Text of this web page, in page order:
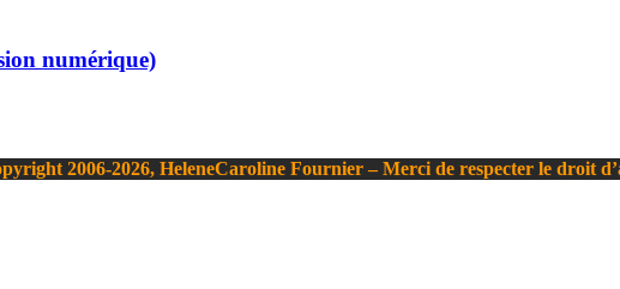
numérique)
2006-2026, HeleneCaroline Fournier – Merci de respecter le droit